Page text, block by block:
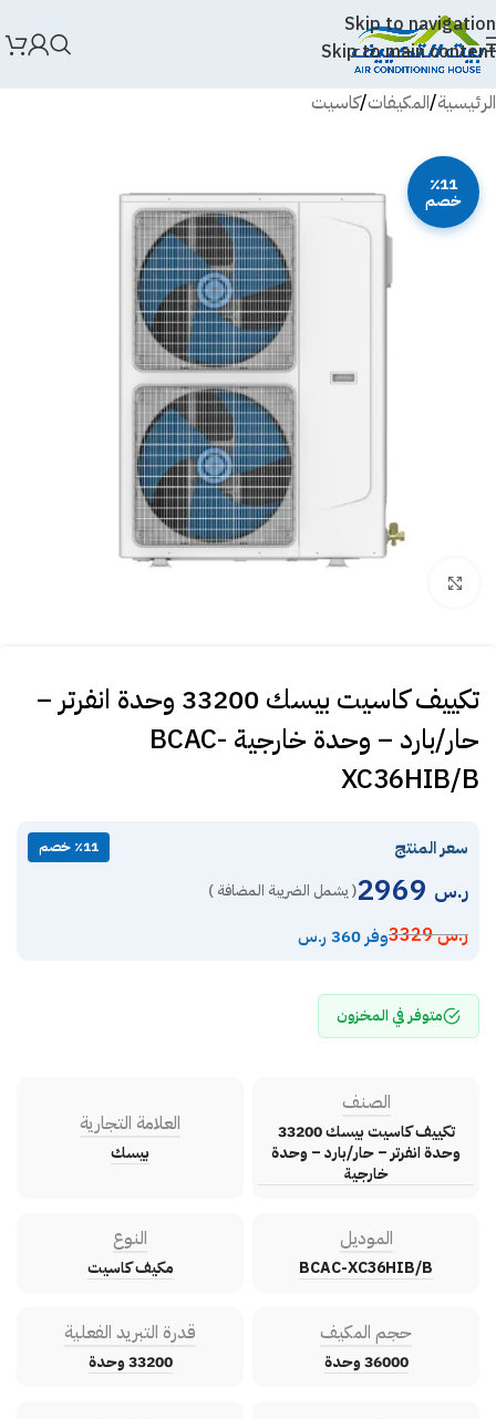
Skip to navigation
Skip to main content
الرئيسية/المكيفات/كاسيت
٪11
خصم
تكييف كاسيت بيسك 33200 وحدة انفرتر –
حار/بارد – وحدة خارجية BCAC-
XC36HIB/B
سعر المنتج ٪11 خصم
ر.س ( يشمل الضريبة المضافة )
ر.س3329 وفر 360 ر.س
متوفر في المخزون
الصنف
تكييف كاسيت بيسك 33200
وحدة انفرتر – حار/بارد – وحدة
خارجية
العلامة التجارية
بيسك
الموديل
BCAC-XC36HIB/B
النوع
مكيف كاسيت
حجم المكيف
36000 وحدة
قدرة التبريد الفعلية
33200 وحدة